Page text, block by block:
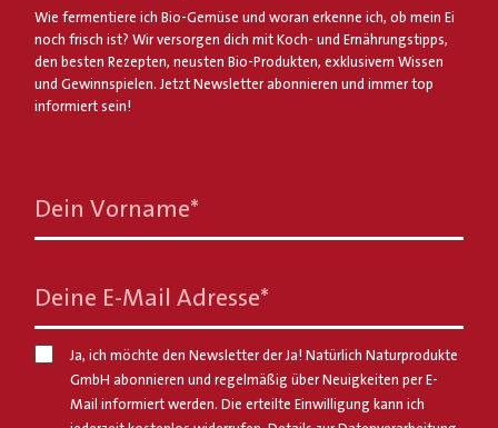
Wie fermentiere ich Bio-Gemüse und woran erkenne ich, ob mein Ei
noch frisch ist? Wir versorgen dich mit Koch- und Ernährungstipps,
den besten Rezepten, neusten Bio-Produkten, exklusivem Wissen
und Gewinnspielen. Jetzt Newsletter abonnieren und immer top
informiert sein!
Dein Vorname*
Deine E-Mail Adresse*
Ja, ich möchte den Newsletter der Ja! Natürlich Naturprodukte
GmbH abonnieren und regelmäßig über Neuigkeiten per E-
Mail informiert werden. Die erteilte Einwilligung kann ich